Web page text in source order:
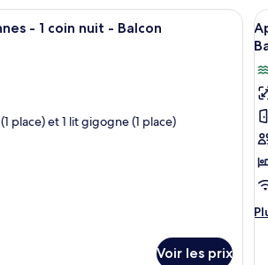
et un tableau encadré au mur.
Une pièce comprenant un canapé,
- 1 coin nuit - Balcon
place) et 1 lit gigogne (1 place)
Voir les prix
4